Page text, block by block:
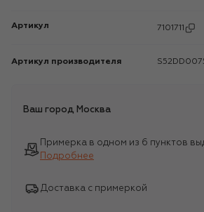
Артикул 7101711
Артикул производителя
Ваш город Москва
Примерка в одном из 6 пунктов
Подробнее
Доставка с примеркой